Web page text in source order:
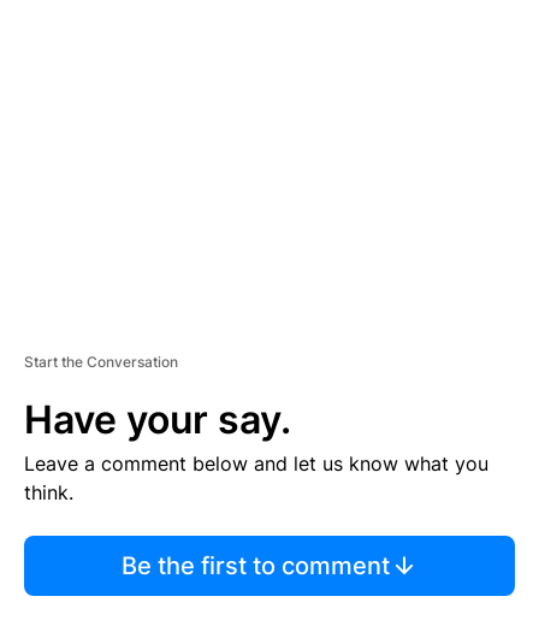
Start the Conversation
Have your say.
Leave a comment below and let us know what you
think.
Be the first to comment